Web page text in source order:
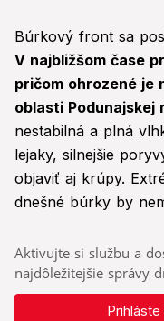
Búrkový front sa
V najbližšom čase
pričom ohrozené je
oblasti Podunajskej
nestabilná a plná
lejaky, silnejšie
objaviť aj krúpy.
dnešné búrky by
Aktivujte si službu a
najdôležitejšie správy